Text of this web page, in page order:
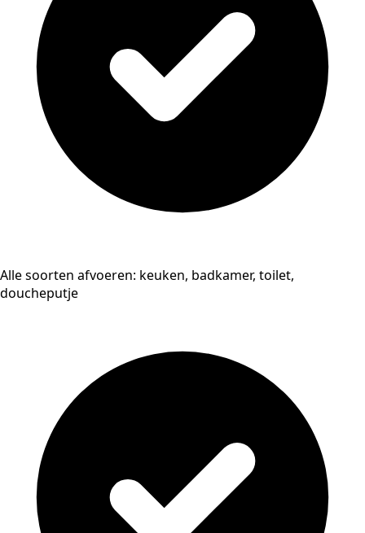
Alle soorten afvoeren: keuken, badkamer, toilet,
doucheputje